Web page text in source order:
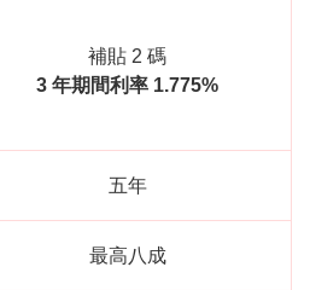
補貼 2 碼
3 年期間利率 1.775%
五年
最高八成